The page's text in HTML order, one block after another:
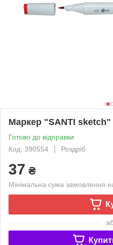
Маркер "SANTI sketch"
Готово до відправки
Код: 390554
Роздріб
37 ₴
Мінімальна сума замовлення